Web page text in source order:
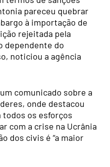
pareceu quebrar
à importação de
rejeitada pela
dependente do
noticiou a agência
comunicado sobre a
onde destacou
todos os esforços
com a crise na Ucrânia
dos civis é “a maior